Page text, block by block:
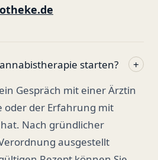
starten?
+
Gespräch mit einer Ärztin
oder der Erfahrung mit
Nach gründlicher
ausgestellt